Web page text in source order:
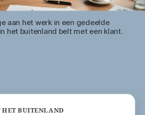
aan het werk in een gedeelde
het buitenland belt met een klant.
BUITENLAND